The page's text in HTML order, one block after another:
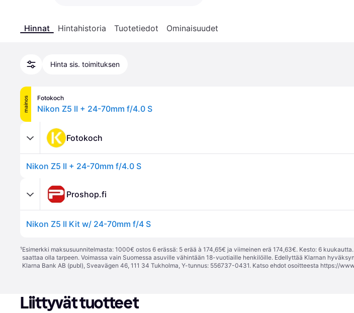
Hinnat Hintahistoria Tuotetiedot Ominaisuudet
Hinta sis. toimituksen
mainos Fotokoch
Nikon Z5 II + 24-70mm f/4.0 S
Fotokoch
Nikon Z5 II + 24-70mm f/4.0 S
Proshop.fi
Nikon Z5 II Kit w/ 24-70mm f/4 S
¹Esimerkki maksusuunnitelmasta: 1000€ ostos 6 erässä: 5 erää à 174,65€ ja viimeinen erä 174,63€. Kesto: 6
saattaa olla tarpeen. Voimassa vain Suomessa asuville vähintään 18-vuotiaille henkilöille. Edellyttää Klarnan
Klarna Bank AB (publ), Sveavägen 46, 111 34 Tukholma, Y-tunnus: 556737-0431. Katso ehdot osoitteesta https://
Liittyvät tuotteet